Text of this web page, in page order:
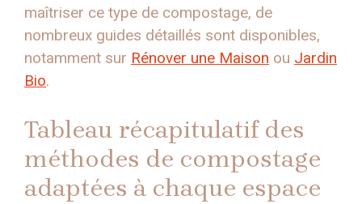
maîtriser ce type de compostage, de
nombreux guides détaillés sont disponibles,
notamment sur Rénover une Maison ou Jardin
Bio.
Tableau récapitulatif des
méthodes de compostage
adaptées à chaque espace